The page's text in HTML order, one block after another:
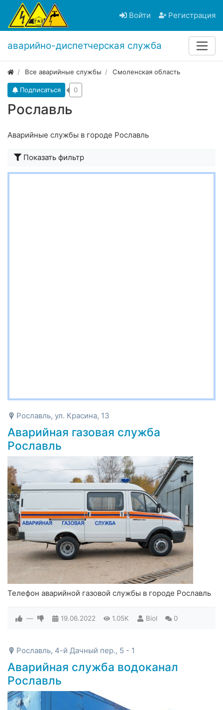
Войти Регистрация
аварийно-диспетчерская служба
Все аварийные службы Смоленская область
Рославль
Подписаться 0
Аварийные службы в городе Рославль
Показать фильтр
Рославль, ул. Красина, 13
Аварийная газовая служба
Рославль
Телефон аварийной газовой службы в городе Рославль
— 19.06.2022 1.05K Biol 0
Рославль, 4-й Дачный пер., 5 - 1
Аварийная служба водоканал
Рославль